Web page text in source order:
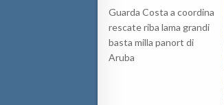
Guarda Costa a coordina
rescate riba lama grandi
basta milla panort di
Aruba